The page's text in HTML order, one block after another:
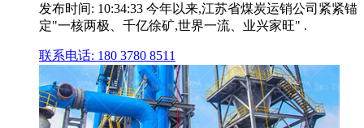
发布时间: 10:34:33 今年以来,江苏省煤炭运销公司紧紧锚
定"一核两极、千亿徐矿,世界一流、业兴家旺" .
联系电话: 180 3780 8511